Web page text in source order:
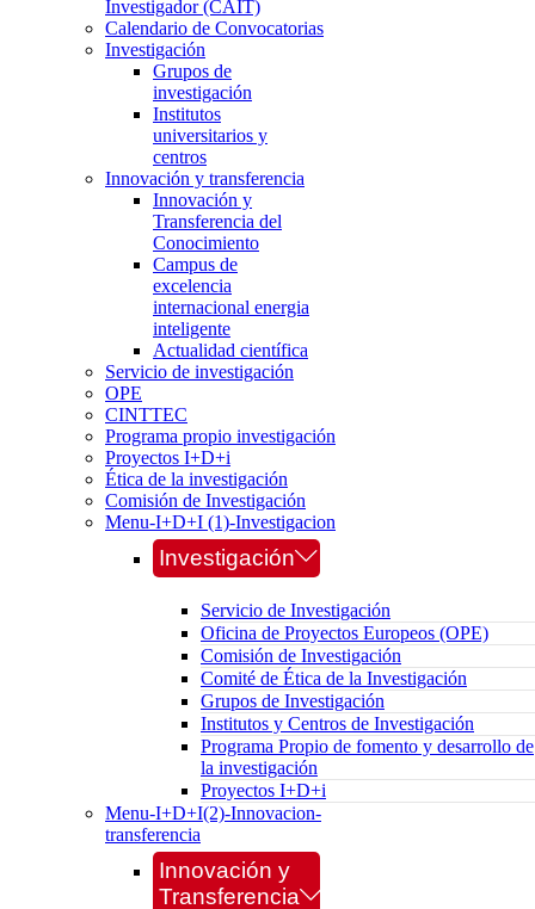
Investigador (CAIT)
Calendario de Convocatorias
Investigación
Grupos de
investigación
Institutos
universitarios y
centros
Innovación y transferencia
Innovación y
Transferencia del
Conocimiento
Campus de
excelencia
internacional energia
inteligente
Actualidad científica
Servicio de investigación
OPE
CINTTEC
Programa propio investigación
Proyectos I+D+i
Ética de la investigación
Comisión de Investigación
Menu-I+D+I (1)-Investigacion
Investigación
Servicio de Investigación
Oficina de Proyectos Europeos (OPE)
Comisión de Investigación
Comité de Ética de la Investigación
Grupos de Investigación
Institutos y Centros de Investigación
Programa Propio de fomento y desarrollo de
la investigación
Proyectos I+D+i
Menu-I+D+I(2)-Innovacion-
transferencia
Innovación y
Transferencia